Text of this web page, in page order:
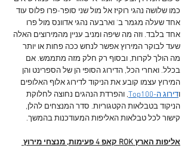
כמו שלושה נהגי רוקיז אל מול שני סופר-פרו פלוס עוד
אחד שעלה מגמר ב' וארבעה נהגי אדוונס מול פרו
אחד בלבד. וזה מה שיפה ומניב עניין מהמירוצים האלה
שעד לבוקר המירוץ אפשר לנחש ככה פחות או יותר
מה הולך לקרות, ובסוף רק חלק מזה מתממש. אם
בכלל. ואחרי הכל, הדירוג הסופי הן של הספרינט והן
המירוץ עצמו קובע את הניקוד לדירוג אלוף האלופים
ודירוג ה-Top100
, והפרדת הנהגים נחוצה לחלוקת
הניקוד בטבלאות הקטגוריות. סדר המנצחים להלן,
קישור לכל טבלאות האליפות המעודכנות בהמשך.
אליפות הארץ ROK קאפ 4 פעימות, מנצחי מירוץ